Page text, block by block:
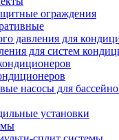
ограждения
давления для
для систем
насосы для
установки